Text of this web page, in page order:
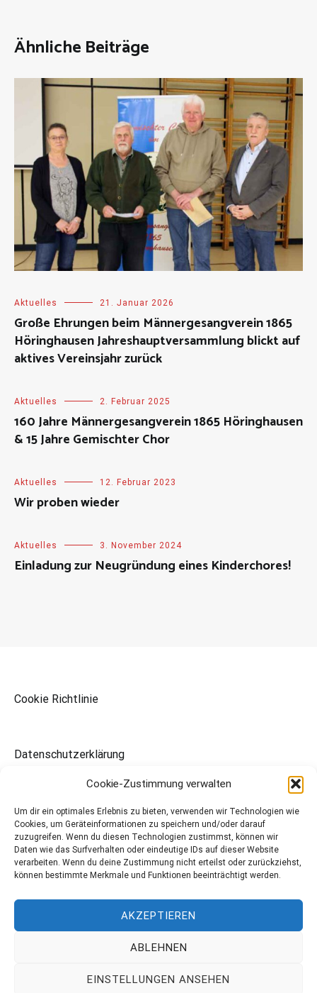
Cookie-Zustimmung verwalten
Um dir ein optimales Erlebnis zu bieten, verwenden wir Technologien wie
Cookies, um Geräteinformationen zu speichern und/oder darauf
zuzugreifen. Wenn du diesen Technologien zustimmst, können wir
Daten wie das Surfverhalten oder eindeutige IDs auf dieser Website
verarbeiten. Wenn du deine Zustimmung nicht erteilst oder zurückziehst,
können bestimmte Merkmale und Funktionen beeinträchtigt werden.
AKZEPTIEREN
ABLEHNEN
EINSTELLUNGEN ANSEHEN
Ähnliche Beiträge
Aktuelles 21. Januar 2026
Große Ehrungen beim Männergesangverein 1865
Höringhausen Jahreshauptversammlung blickt auf
aktives Vereinsjahr zurück
Aktuelles 2. Februar 2025
160 Jahre Männergesangverein 1865 Höringhausen
& 15 Jahre Gemischter Chor
Aktuelles 12. Februar 2023
Wir proben wieder
Aktuelles 3. November 2024
Einladung zur Neugründung eines Kinderchores!
Cookie Richtlinie
Datenschutzerklärung
Waldeckischer Sängerbund
Mitteldeutscher Sängerbund
Copyright © 2026MGV 1865 Höringhausen. All rights reserved.